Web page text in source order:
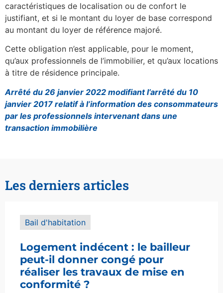
caractéristiques de localisation ou de confort le
justifiant, et si le montant du loyer de base correspond
au montant du loyer de référence majoré.
Cette obligation n’est applicable, pour le moment,
qu’aux professionnels de l’immobilier, et qu’aux locations
à titre de résidence principale.
Arrêté du 26 janvier 2022 modifiant l’arrêté du 10
janvier 2017 relatif à l’information des consommateurs
par les professionnels intervenant dans une
transaction immobilière
Les derniers articles
Bail d'habitation
Logement indécent : le bailleur
peut-il donner congé pour
réaliser les travaux de mise en
conformité ?